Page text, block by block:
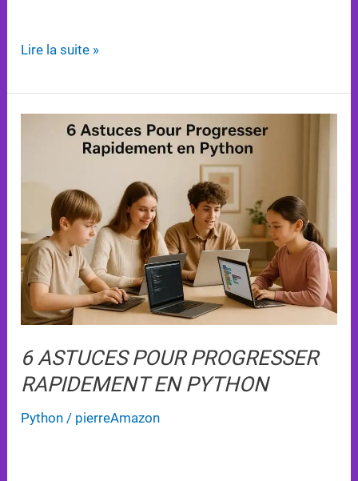
Lire la suite »
6 ASTUCES POUR PROGRESSER
RAPIDEMENT EN PYTHON
Python / pierreAmazon
Progresser
Rapidement
en
Python